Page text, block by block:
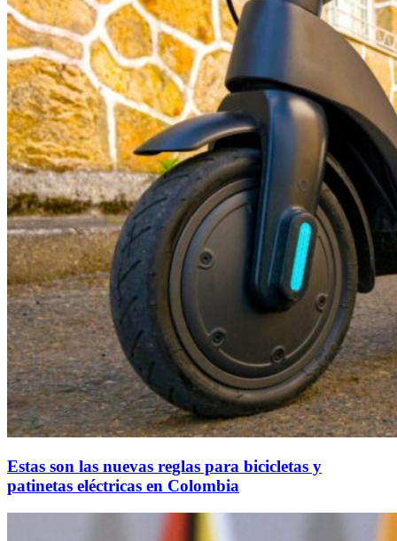
Estas son las nuevas reglas para bicicletas y
patinetas eléctricas en Colombia